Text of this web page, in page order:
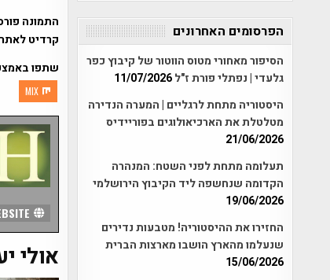
התמונה
קרדיט
שתפו
MIX
אולי
הפרסומים האחרונים
הסיפור מאחורי מטוס הווטור של קיבוץ כפר
גלעדי | נפתלי פורת ז"ל11/07/2026
היסטוריה מתחת לרגליים | המערה הנדירה
מטלטלת את הארכיאולוגים בפוריידיס
21/06/2026
תעלומה מתחת לפני השטח: המנהרה
הקדומה שנחשפה ליד הקיבוץ הירושלמי
19/06/2026
החזירו את ההיסטוריה! מטבעות נדירים
שנעלמו מהארץ הושבו מארצות הברית
15/06/2026